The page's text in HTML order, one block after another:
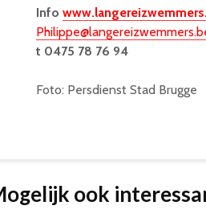
Info
t 0475 78 76 94
Foto: Persdienst Stad Brugge
ook